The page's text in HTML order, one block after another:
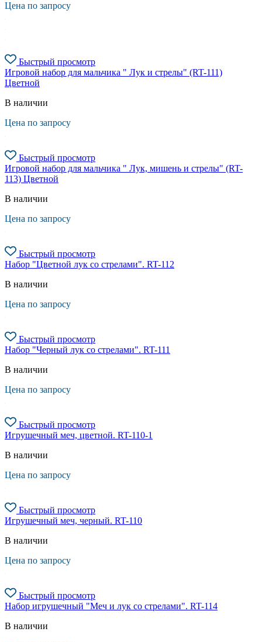
Цена по запросу
Быстрый просмотр
Игровой набор для мальчика " Лук и стрелы" (RT-111)
Цветной
В наличии
Цена по запросу
Быстрый просмотр
Игровой набор для мальчика " Лук, мишень и стрелы" (RT-
113) Цветной
В наличии
Цена по запросу
Быстрый просмотр
Набор "Цветной лук со стрелами". RT-112
В наличии
Цена по запросу
Быстрый просмотр
Набор "Черный лук со стрелами". RT-111
В наличии
Цена по запросу
Быстрый просмотр
Игрушечный меч, цветной. RT-110-1
В наличии
Цена по запросу
Быстрый просмотр
Игрушечный меч, черный. RT-110
В наличии
Цена по запросу
Быстрый просмотр
Набор игрушечный "Меч и лук со стрелами". RT-114
В наличии